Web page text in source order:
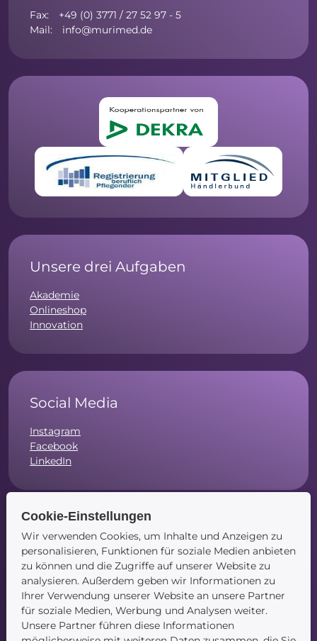
Fax: +49 (0) 3771 / 27 52 97 - 5
Mail: info@murimed.de
Unsere drei Aufgaben
Akademie
Onlineshop
Innovation
Social Media
Instagram
Facebook
LinkedIn
Navigation
Startseite
Blog
Kontakt
Cookie-Einstellungen
Wir verwenden Cookies, um Inhalte und Anzeigen zu
personalisieren, Funktionen für soziale Medien anbieten
zu können und die Zugriffe auf unserer Website zu
analysieren. Außerdem geben wir Informationen zu
Ihrer Verwendung unserer Website an unsere Partner
für soziale Medien, Werbung und Analysen weiter.
Unsere Partner führen diese Informationen